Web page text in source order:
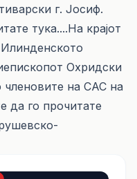
г. Јосиф.
тука....На крајот
Илинденското
Охридски
членовите на САС на
го прочитате